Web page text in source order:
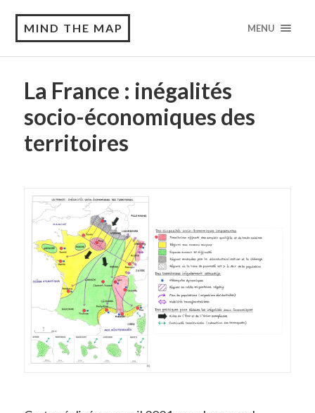
MIND THE MAP MENU
La France : inégalités
socio-économiques des
territoires